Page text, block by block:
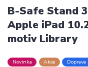
B-Safe Stand
Apple iPad
motiv Library
Novinka Akce